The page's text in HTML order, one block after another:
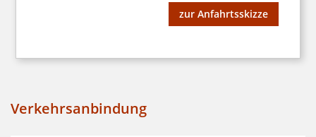
zur Anfahrtsskizze
Verkehrsanbindung